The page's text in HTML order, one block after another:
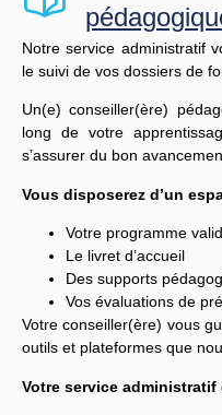
Notre service administratif
le suivi de vos dossiers de
Un(e) conseiller(ère)
long de votre
s’assurer du bon
Vous disposerez d’un
Votre programme
Le livret d’accueil
Des supports
Vos évaluations de
Votre conseiller(ère) vous
outils et plateformes que
Votre service